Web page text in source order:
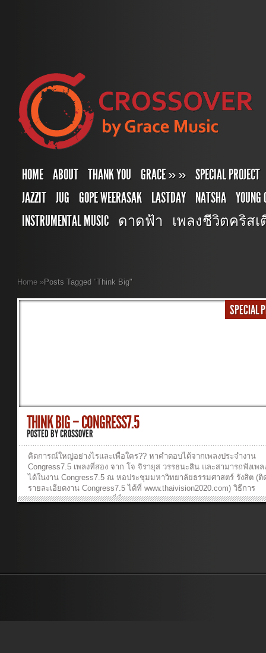
HOME ABOUT THANK YOU GRACE»» SPECIAL PROJECT
JAZZIT JUG GOPE WEERASAK LASTDAY NATSHA YOUNG
INSTRUMENTAL MUSIC ดาดฟ้า เพลงชีวิตคริสเตียน
Home »Posts Tagged"Think Big"
SPECIAL
THINK BIG – CONGRESS7.5
POSTED BYCROSSOVER
คิดการณ์ใหญ่อย่างไรและเพื่อใคร?? หาคำตอบได้จากเพลงประจำงาน
Congress7.5 เพลงที่สอง จาก โจ จิรายุส วรรธนะสิน และสามารถฟังเพ
ได้ในงาน Congress7.5 ณ หอประชุมมหาวิทยาลัยธรรมศาสตร์ รังสิต (ติ
รายละเอียดงาน Congress7.5 ได้ที่ www.thaivision2020.com) วิธีการ
Download 1. Right-click ที่ชื่อเพลง 2. “Save Target As…” or “Save
หวัง ประกาศเรื่องความรักพระเจ้าไป แม้ สิ่งที่ต้องทำจะยากแค่ไหน หาก